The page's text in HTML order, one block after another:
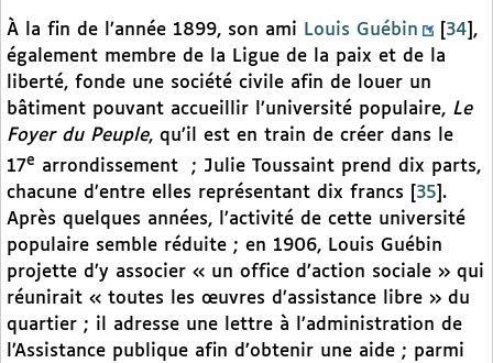
À la fin de l’année 1899, son ami Louis Guébin 34 ,
également membre de la Ligue de la paix et de la
liberté, fonde une société civile afin de louer un
bâtiment pouvant accueillir l’université populaire, Le
Foyer du Peuple, qu’il est en train de créer dans le
17e arrondissement
; Julie Toussaint prend dix parts,
chacune d’entre elles représentant dix francs
35 .
Après quelques années, l’activité de cette université
populaire semble réduite ; en 1906, Louis Guébin
projette d’y associer « un office d’action sociale » qui
réunirait « toutes les œuvres d’assistance libre » du
quartier ; il adresse une lettre à l’administration de
l’Assistance publique afin d’obtenir une aide ; parmi